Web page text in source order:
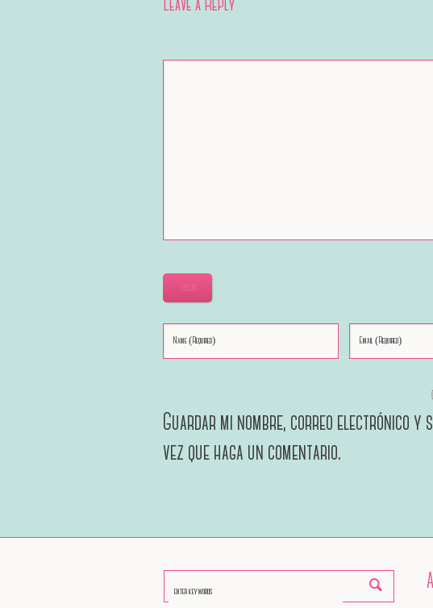
Leave a Reply
Submit
Guardar mi nombre, correo electrónico y
vez que haga un comentario.